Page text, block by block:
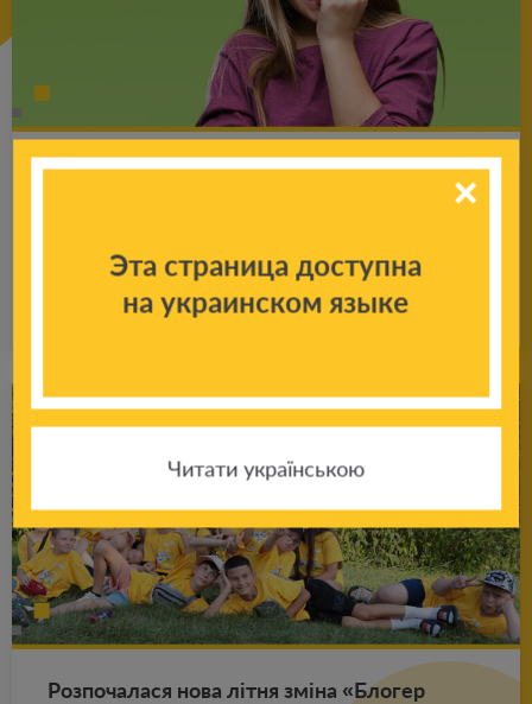
Со­ве­ты пси­хо­ло­га ро­ди­те­лям: что де­лать,
18.01.2025 Подробнее
Роз­по­ча­ла­ся нова літня зміна «Бло­гер
Эта страница доступна
на украинском языке
Читати українською